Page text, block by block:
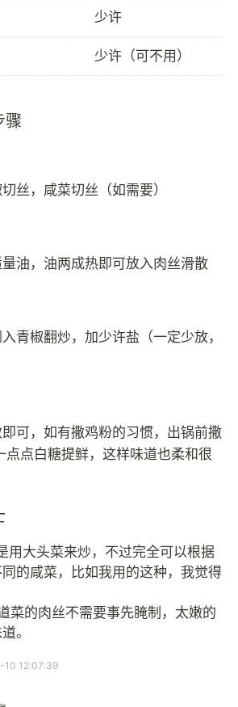
少许
少许（可不用）
骤
丝，咸菜切丝（如需要）
油，油两成热即可放入肉丝滑散
青椒翻炒，加少许盐（一定少放，
可，如有撒鸡粉的习惯，出锅前撒
点点白糖提鲜，这样味道也柔和很
用大头菜来炒，不过完全可以根据
的咸菜，比如我用的这种，我觉得
菜的肉丝不需要事先腌制，太嫩的
。
10 12:07:39